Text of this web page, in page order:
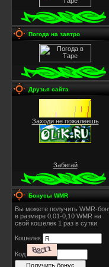
Погода на завтро
Друзья сайта
Заходи не пожалеешь
Забегай
Бонусы WMR
Вы можете получить WMR-
в размере 0,01-0,10 WMR на
свой кошелек 1 раз в сутки
Кошелек
Код